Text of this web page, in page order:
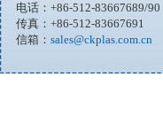
电话：+86-512-83667689/90
传真：+86-512-83667691
信箱： sales@ckplas.com.cn